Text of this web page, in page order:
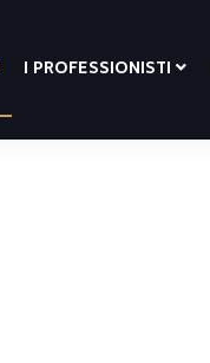
I PROFESSIONISTI